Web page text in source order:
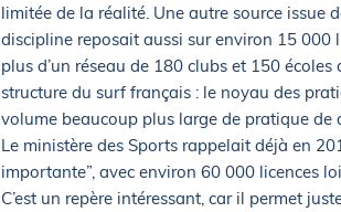
limitée de la réalité. Une autre source issue
discipline reposait aussi sur environ 15 000
plus d’un réseau de 180 clubs et 150
structure du surf français : le noyau des
volume beaucoup plus large de pratique de
Le ministère des Sports rappelait déjà en
importante”, avec environ 60 000 licences
C’est un repère intéressant, car il permet